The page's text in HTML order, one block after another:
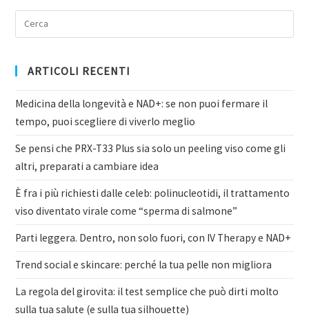
ARTICOLI RECENTI
Medicina della longevità e NAD+: se non puoi fermare il
tempo, puoi scegliere di viverlo meglio
Se pensi che PRX-T33 Plus sia solo un peeling viso come gli
altri, preparati a cambiare idea
È fra i più richiesti dalle celeb: polinucleotidi, il trattamento
viso diventato virale come “sperma di salmone”
Parti leggera. Dentro, non solo fuori, con IV Therapy e NAD+
Trend social e skincare: perché la tua pelle non migliora
La regola del girovita: il test semplice che può dirti molto
sulla tua salute (e sulla tua silhouette)